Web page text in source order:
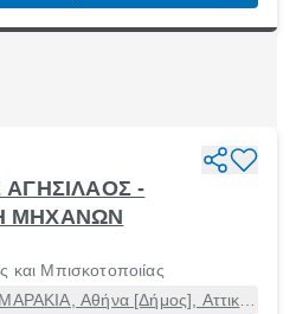
-
ΜΗΧΑΝΩΝ
και Μπισκοτοποιίας
Αθήνα [Δήμος], Αττική,